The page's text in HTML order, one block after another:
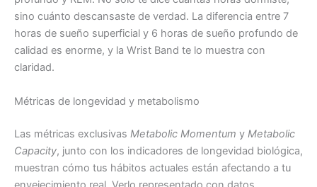
sino cuánto descansaste de verdad. La diferencia entre 7
horas de sueño superficial y 6 horas de sueño profundo de
calidad es enorme, y la Wrist Band te lo muestra con
claridad.
Métricas de longevidad y metabolismo
Las métricas exclusivas Metabolic Momentum y Metabolic
Capacity, junto con los indicadores de longevidad biológica,
muestran cómo tus hábitos actuales están afectando a tu